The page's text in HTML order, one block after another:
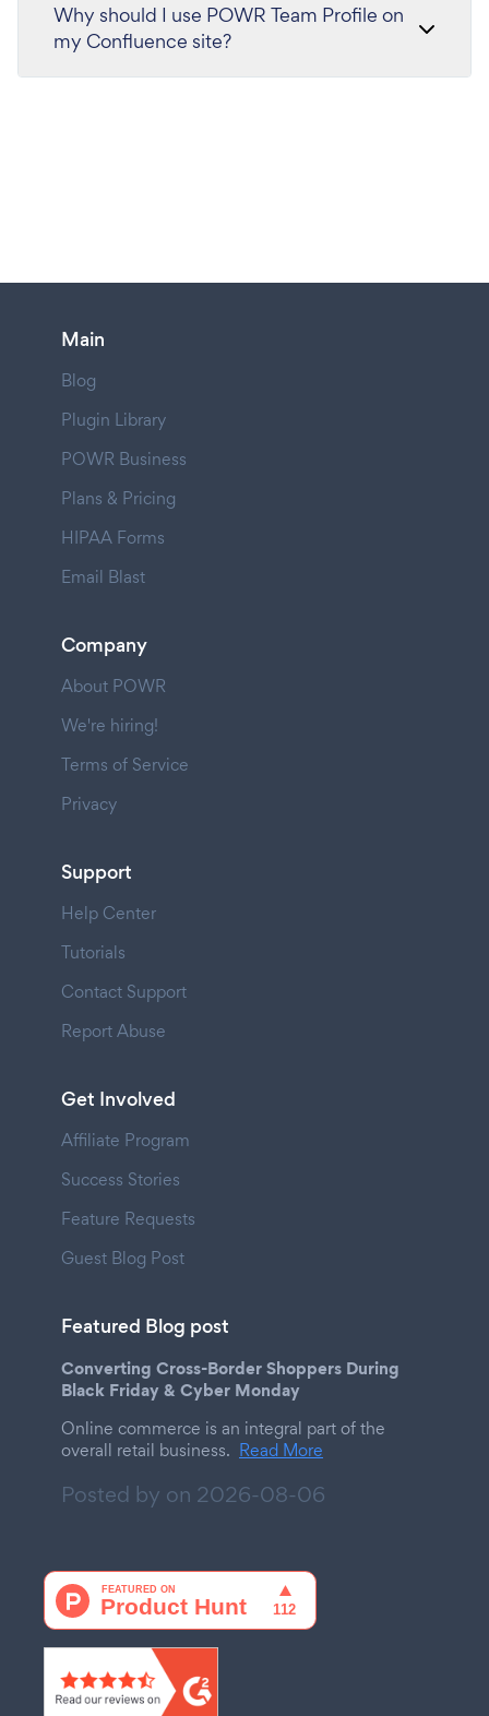
Why should I use POWR Team Profile on
my Confluence site?
Main
Blog
Plugin Library
POWR Business
Plans & Pricing
HIPAA Forms
Email Blast
Company
About POWR
We're hiring!
Terms of Service
Privacy
Support
Help Center
Tutorials
Contact Support
Report Abuse
Get Involved
Affiliate Program
Success Stories
Feature Requests
Guest Blog Post
Featured Blog post
Converting Cross-Border Shoppers During
Black Friday & Cyber Monday
Online commerce is an integral part of the
overall retail business. Read More
Posted by on 2026-08-06